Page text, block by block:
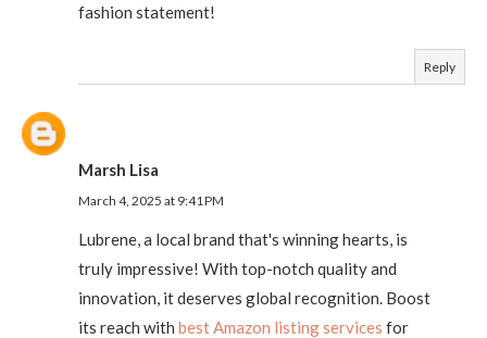
fashion statement!
Reply
Marsh Lisa
March 4, 2025 at 9:41 PM
Lubrene, a local brand that's winning hearts, is
truly impressive! With top-notch quality and
innovation, it deserves global recognition. Boost
its reach with best Amazon listing services for